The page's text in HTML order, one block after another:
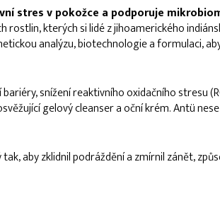
stres v pokožce a podporuje
rostlin, kterých si lidé z jihoamerického
analýzu, biotechnologie a formulaci,
snížení reaktivního oxidačního stresu
gelový cleanser a oční krém. Antü
aby zklidnil podráždění a zmírnil zánět,